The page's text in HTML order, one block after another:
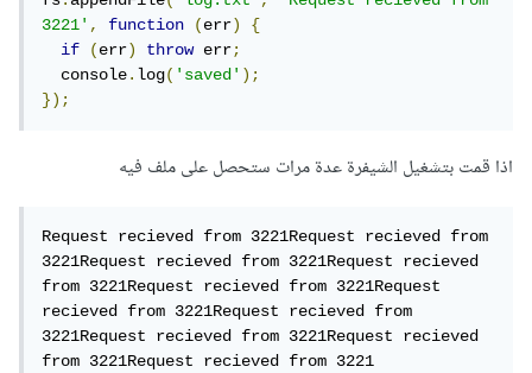
3221', function (err)
{
if
(err) throw err;
  console
.log('saved');
});
اذا قمت بتشغيل الشيفرة عدة مرات ستحصل على ملف فيه
Request recieved from 3221Request recieved from
3221Request recieved from 3221Request recieved
from 3221Request recieved from 3221Request
recieved from 3221Request recieved from
3221Request recieved from 3221Request recieved
from 3221Request recieved from 3221